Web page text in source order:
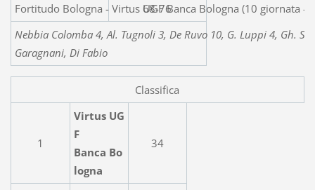
Fortitudo Bologna - Virtus UGF Banca Bologna (10 giornata -
68-76
Nebbia Colomba 4, Al. Tugnoli 3, De Ruvo 10, G. Luppi 4, Gh.
Garagnani, Di Fabio
Classifica
1
Virtus UG
F
Banca Bo
logna
34